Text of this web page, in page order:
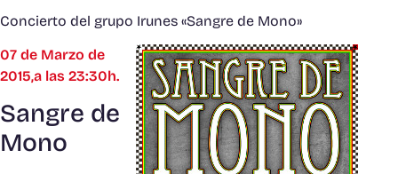
Concierto del grupo Irunes «Sangre de Mono»
07 de Marzo de
2015,a las 23:30h.
Sangre de
Mono